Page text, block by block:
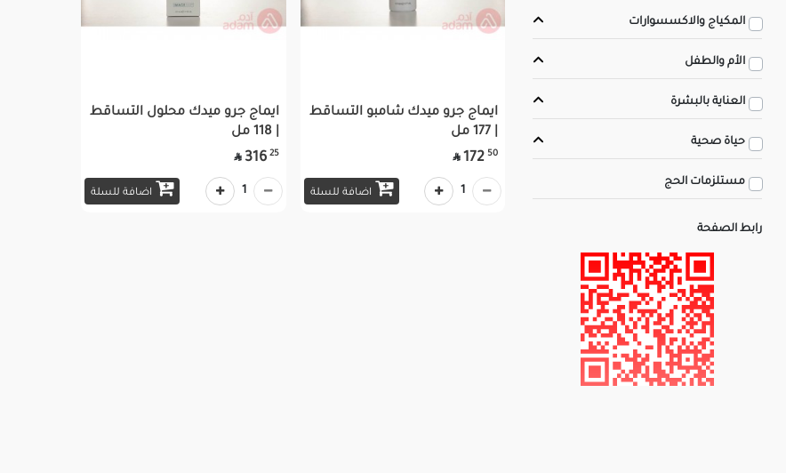
المكياج والاكسسوارات
الأم والطفل
العناية بالبشرة
حياة صحية
مستلزمات الحج
رابط الصفحة
ايماج جرو ميدك شامبو التساقط
50
172

اضافة للسلة 1
ايماج جرو ميدك محلول التساقط
| 118 مل
25
316

اضافة للسلة 1